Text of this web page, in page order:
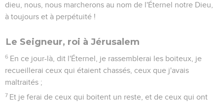
dieu, nous, nous marcherons au nom de l'Éternel notre Dieu,
à toujours et à perpétuité !
Le Seigneur, roi à Jérusalem
6 En ce jour-là, dit l'Éternel, je rassemblerai les boiteux, je
recueillerai ceux qui étaient chassés, ceux que j'avais
maltraités ;
7 Et je ferai de ceux qui boitent un reste, et de ceux qui ont